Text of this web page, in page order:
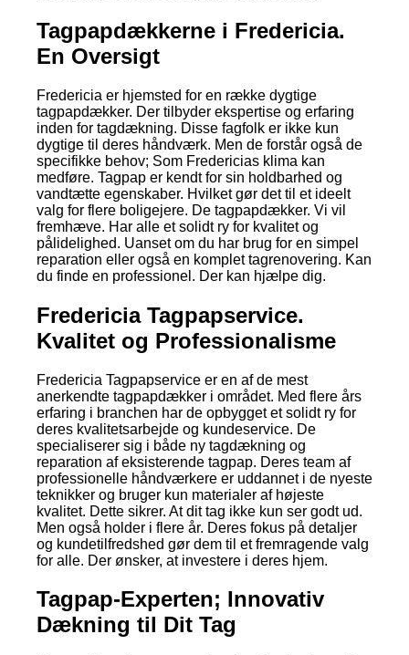
Tagpapdækkerne i Fredericia.
En Oversigt
Fredericia er hjemsted for en række dygtige
tagpapdækker. Der tilbyder ekspertise og erfaring
inden for tagdækning. Disse fagfolk er ikke kun
dygtige til deres håndværk. Men de forstår også de
specifikke behov; Som Fredericias klima kan
medføre. Tagpap er kendt for sin holdbarhed og
vandtætte egenskaber. Hvilket gør det til et ideelt
valg for flere boligejere. De tagpapdækker. Vi vil
fremhæve. Har alle et solidt ry for kvalitet og
pålidelighed. Uanset om du har brug for en simpel
reparation eller også en komplet tagrenovering. Kan
du finde en professionel. Der kan hjælpe dig.
Fredericia Tagpapservice.
Kvalitet og Professionalisme
Fredericia Tagpapservice er en af de mest
anerkendte tagpapdækker i området. Med flere års
erfaring i branchen har de opbygget et solidt ry for
deres kvalitetsarbejde og kundeservice. De
specialiserer sig i både ny tagdækning og
reparation af eksisterende tagpap. Deres team af
professionelle håndværkere er uddannet i de nyeste
teknikker og bruger kun materialer af højeste
kvalitet. Dette sikrer. At dit tag ikke kun ser godt ud.
Men også holder i flere år. Deres fokus på detaljer
og kundetilfredshed gør dem til et fremragende valg
for alle. Der ønsker, at investere i deres hjem.
Tagpap-Experten; Innovativ
Dækning til Dit Tag